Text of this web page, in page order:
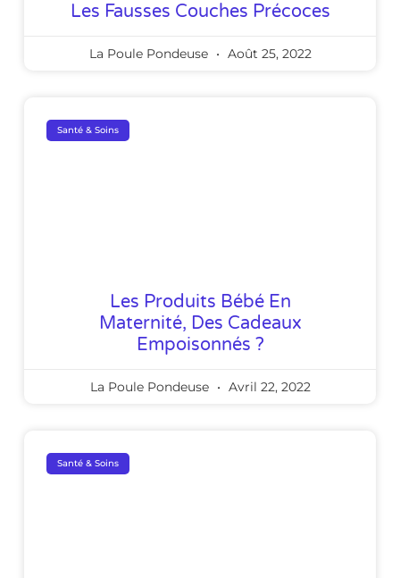
Les Fausses Couches Précoces
La Poule Pondeuse Août 25, 2022
Santé & Soins
Les Produits Bébé En
Maternité, Des Cadeaux
Empoisonnés ?
La Poule Pondeuse Avril 22, 2022
Santé & Soins